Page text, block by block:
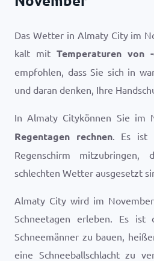
Das Wetter in Almaty City im
kalt mit Temperaturen von
empfohlen, dass Sie sich in
und daran denken, Ihre
In Almaty Citykönnen Sie im
Regentagen rechnen. Es ist
Regenschirm
schlechten Wetter ausgesetzt
Almaty City wird im
Schneetagen erleben. Es
Schneemänner zu bauen,
eine Schneeballschlacht zu